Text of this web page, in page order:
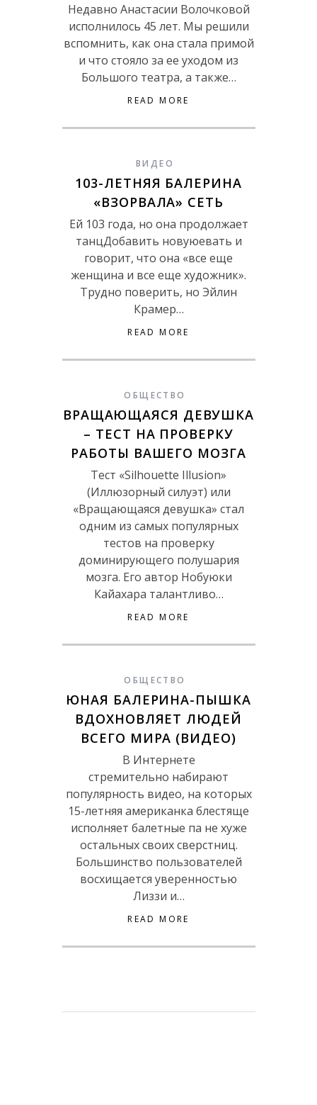
Недавно Анастасии Волочковой
исполнилось 45 лет. Мы решили
вспомнить, как она стала примой
и что стояло за ее уходом из
Большого театра, а также…
READ MORE
ВИДЕО
103-ЛЕТНЯЯ БАЛЕРИНА
«ВЗОРВАЛА» СЕТЬ
Ей 103 года, но она продолжает
танцДобавить новуюевать и
говорит, что она «все еще
женщина и все еще художник».
Трудно поверить, но Эйлин
Крамер…
READ MORE
ОБЩЕСТВО
ВРАЩАЮЩАЯСЯ ДЕВУШКА
– ТЕСТ НА ПРОВЕРКУ
РАБОТЫ ВАШЕГО МОЗГА
Тест «Silhouette Illusion»
(Иллюзорный силуэт) или
«Вращающаяся девушка» стал
одним из самых популярных
тестов на проверку
доминирующего полушария
мозга. Его автор Нобуюки
Кайахара талантливо…
READ MORE
ОБЩЕСТВО
ЮНАЯ БАЛЕРИНА-ПЫШКА
ВДОХНОВЛЯЕТ ЛЮДЕЙ
ВСЕГО МИРА (ВИДЕО)
В Интернете
стремительно набирают
популярность видео, на которых
15-летняя американка блестяще
исполняет балетные па не хуже
остальных своих сверстниц.
Большинство пользователей
восхищается уверенностью
Лиззи и…
READ MORE